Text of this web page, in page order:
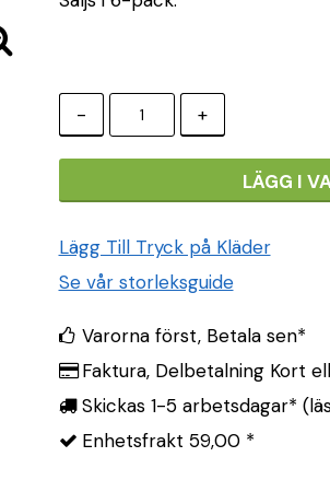
- +
LÄGG I
Lägg Till Tryck på Kläder
Se vår storleksguide
Varorna först, Betala sen*
Faktura, Delbetalning Kort
Skickas 1-5 arbetsdagar*
Enhetsfrakt 59,00 *